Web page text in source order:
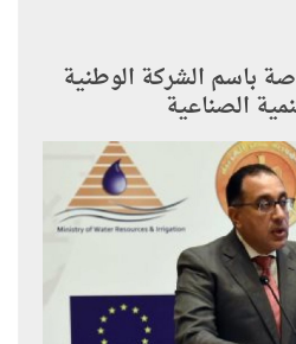
باسم الشركة الوطنية
الصناعية